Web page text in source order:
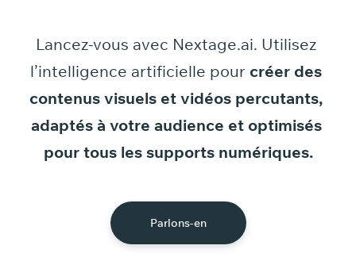
Lancez-vous avec Nextage.ai. Utilisez
l’intelligence artificielle pour créer des
contenus visuels et vidéos percutants,
adaptés à votre audience et optimisés
pour tous les supports numériques.
Parlons-en